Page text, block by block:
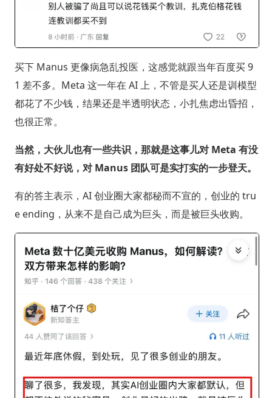
买下 Manus 更像病急乱投医，这感觉就跟当年百度买 9
1 差不多。Meta 这一年在 AI 上，不管是买人还是训模型
都花了不少钱，结果还是半透明状态，小扎焦虑出昏招，
也很正常。
当然，大伙儿也有一些共识，那就是这事儿对 Meta 有没
有好处不好说，对 Manus 团队可是实打实的一步登天。
有的答主表示，AI 创业圈大家都秘而不宣的，创业的 tru
e ending，从来不是自己成为巨头，而是被巨头收购。